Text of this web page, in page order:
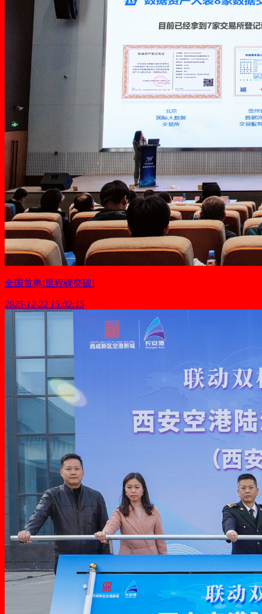
全国首单!里程碑突破!
2025-12-22 15:02:15